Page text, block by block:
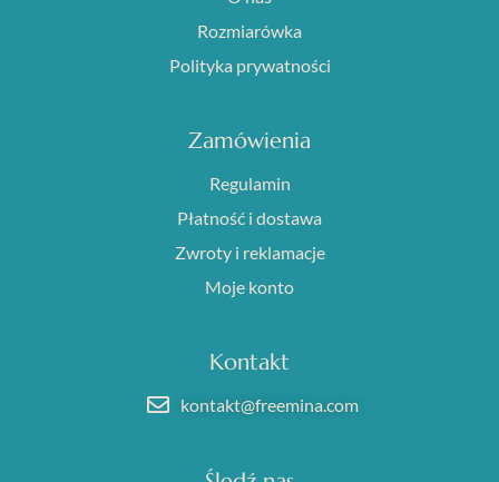
Rozmiarówka
Polityka prywatności
Zamówienia
Regulamin
Płatność i dostawa
Zwroty i reklamacje
Moje konto
Kontakt
kontakt@freemina.com